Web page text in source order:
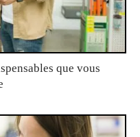
que vous